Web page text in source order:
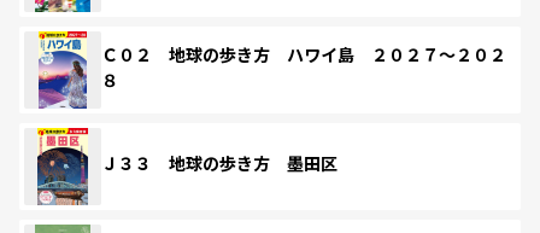
Ｃ０２ 地球の歩き方 ハワイ島 ２０２７～２０２
８
Ｊ３３ 地球の歩き方 墨田区